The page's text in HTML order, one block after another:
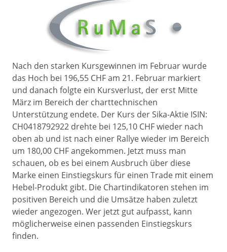
Nach den starken Kursgewinnen im Februar wurde
das Hoch bei 196,55 CHF am 21. Februar markiert
und danach folgte ein Kursverlust, der erst Mitte
März im Bereich der charttechnischen
Unterstützung endete. Der Kurs der Sika-Aktie ISIN:
CH0418792922 drehte bei 125,10 CHF wieder nach
oben ab und ist nach einer Rallye wieder im Bereich
um 180,00 CHF angekommen. Jetzt muss man
schauen, ob es bei einem Ausbruch über diese
Marke einen Einstiegskurs für einen Trade mit einem
Hebel-Produkt gibt. Die Chartindikatoren stehen im
positiven Bereich und die Umsätze haben zuletzt
wieder angezogen. Wer jetzt gut aufpasst, kann
möglicherweise einen passenden Einstiegskurs
finden.